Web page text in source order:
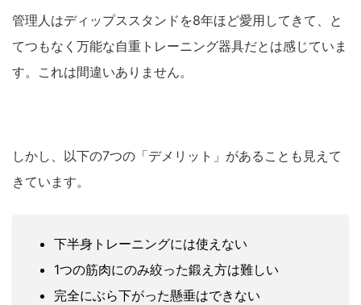
管理人はディップススタンドを8年ほど愛用してきて、と
てつもなく万能な自重トレーニング器具だとは感じていま
す。これは間違いありません。
しかし、以下の7つの「デメリット」があることも見えて
きています。
下半身トレーニングには使えない
1つの筋肉にのみ絞った鍛え方は難しい
完全にぶら下がった懸垂はできない